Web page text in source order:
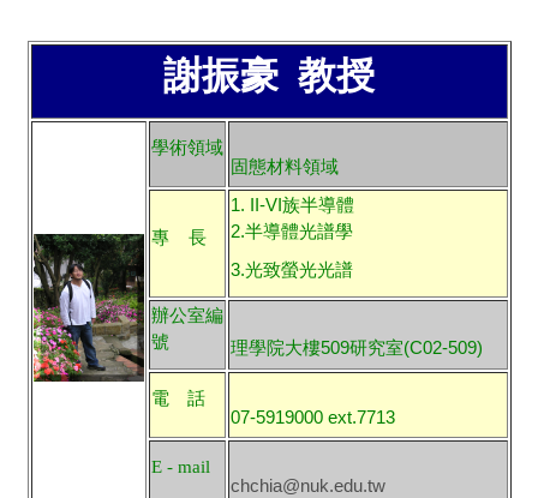
謝振豪 教授
學術領域
固態材料領域
專 長
1. II-VI族半導體
2.半導體光譜學
3.光致螢光光譜
辦公室編
號
理學院大樓509研究室(C02-509)
電 話
07-5919000 ext.7713
E - mail
chchia@nuk.edu.tw